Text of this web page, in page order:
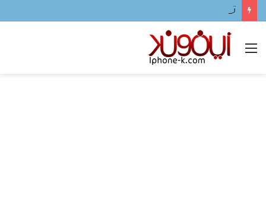
تحميل لعبه فيفا ٢٠٢٤ للجوال
القائمة